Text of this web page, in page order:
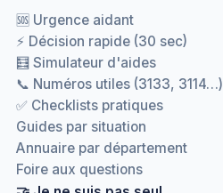
🆘 Urgence aidant
⚡ Décision rapide (30 sec)
🧮 Simulateur d'aides
📞 Numéros utiles (3133, 3114…)
✅ Checklists pratiques
Guides par situation
Annuaire par département
Foire aux questions